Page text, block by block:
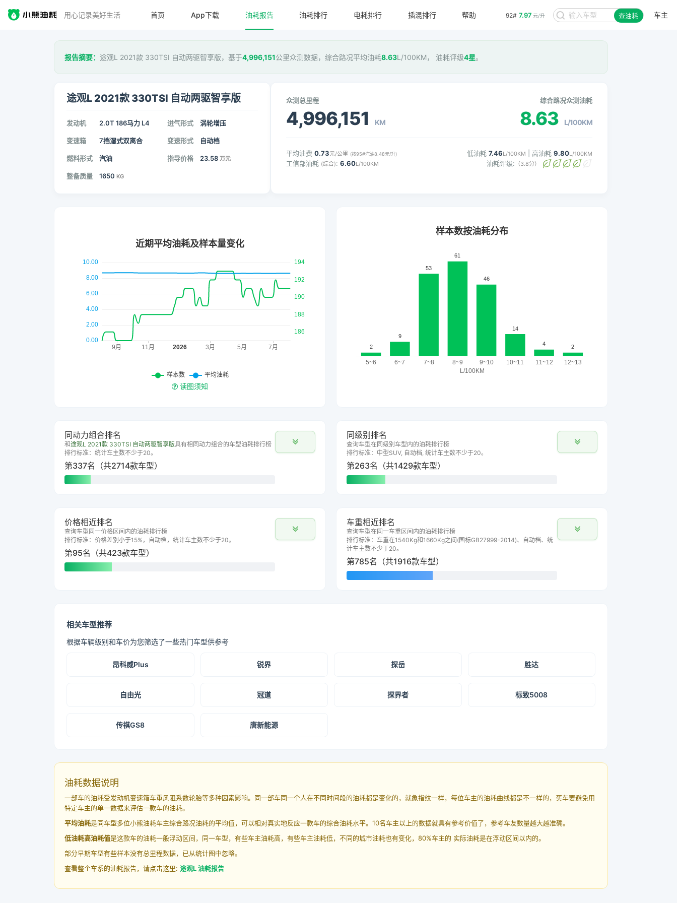
用心记录美好生活 92# 7.97 元/升 查油耗 车主
首页 App下载 油耗报告 油耗排行 电耗排行 插混排行 帮助
报告摘要： 途观L 2021款 330TSI 自动两驱智享版，基于4,996,151公里众测数据，综合路况平均油耗8.63L/100KM， 油耗评级4星。
途观L 2021款 330TSI 自动两驱智享版
发动机 2.0T 186马力 L4 进气形式 涡轮增压
变速箱 7挡湿式双离合 变速形式 自动档
燃料形式 汽油 指导价格 23.58 万元
整备质量 1650 KG
众测总里程
4,996,151 KM
综合路况众测油耗
8.63 L/100KM
平均油费 0.73元/公里 (按95#汽油8.48元/升)
工信部油耗 (综合): 6.60L/100KM
低油耗 7.46L/100KM | 高油耗 9.80L/100KM
油耗评级: （3.8分）
读图须知
同动力组合排名
和途观L 2021款 330TSI 自动两驱智享版具有相同动力组合的车型油耗排行榜
排行标准：统计车主数不少于20。
第337名（共2714款车型）
同级别排名
查询车型在同级别车型内的油耗排行榜
排行标准：中型SUV, 自动档, 统计车主数不少于20。
第263名（共1429款车型）
价格相近排名
查询车型同一价格区间内的油耗排行榜
排行标准：价格差别小于15%，自动档，统计车主数不少于20。
第95名（共423款车型）
车重相近排名
查询车型在同一车重区间内的油耗排行榜
排行标准：车重在1540Kg和1660Kg之间(国标GB27999-2014)、自动档、统
计车主数不少于20。
第785名（共1916款车型）
相关车型推荐
根据车辆级别和车价为您筛选了一些热门车型供参考
昂科威Plus 锐界 探岳 胜达
自由光 冠道 探界者 标致5008
传祺GS8 唐新能源
油耗数据说明
一部车的油耗受发动机变速箱车重风阻系数轮胎等多种因素影响。同一部车同一个人在不同时间段的油耗都是变化的，就象指纹一样，每位车主的油耗曲线都是不一样的，买车要避免用
特定车主的单一数据来评估一款车的油耗。
平均油耗是同车型多位小熊油耗车主综合路况油耗的平均值，可以相对真实地反应一款车的综合油耗水平。10名车主以上的数据就具有参考价值了，参考车友数量越大越准确。
低油耗高油耗值是这款车的油耗一般浮动区间，同一车型，有些车主油耗高，有些车主油耗低，不同的城市油耗也有变化，80%车主的 实际油耗是在浮动区间以内的。
部分早期车型有些样本没有总里程数据，已从统计图中忽略。
查看整个车系的油耗报告，请点击这里: 途观L 油耗报告